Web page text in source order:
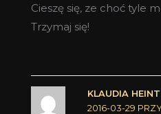
Cieszę się, ze choć tyle
Trzymaj się!
KLAUDIA
2016-03-29